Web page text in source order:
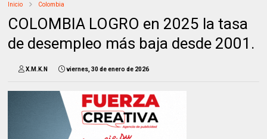
Inicio Colombia
COLOMBIA LOGRO en 2025 la tasa
de desempleo más baja desde 2001.
X.M.K.N viernes, 30 de enero de 2026